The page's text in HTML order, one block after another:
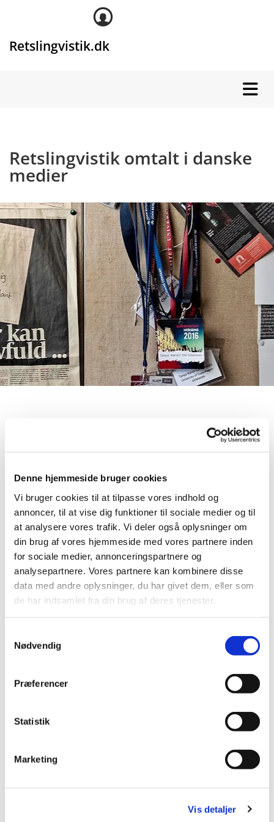
Denne hjemmeside bruger cookies
Vi bruger cookies til at tilpasse vores indhold og
annoncer, til at vise dig funktioner til sociale medier og til
at analysere vores trafik. Vi deler også oplysninger om
din brug af vores hjemmeside med vores partnere inden
for sociale medier, annonceringspartnere og
analysepartnere. Vores partnere kan kombinere disse
data med andre oplysninger, du har givet dem, eller som
de har indsamlet fra din brug af deres tjenester.
Nødvendig
Præferencer
Statistik
Marketing
Vis detaljer
Retslingvistik.dk
Retslingvistik omtalt i danske
medier
Links til retslingvistik i
medierne
Norsk kidnapningssag, Fyens Amtsavis, 10. januar
2019
Fyns Amts Avis, 2. maj 2018 (analyse af FB-profiler)
Videnskab.dk, 4. marts 2018
ATS, 9. februar 2018
Politiken, 7. februar 2018
P1 Eftermiddag, 24. marts 2017
RUBRIK, juni 2017